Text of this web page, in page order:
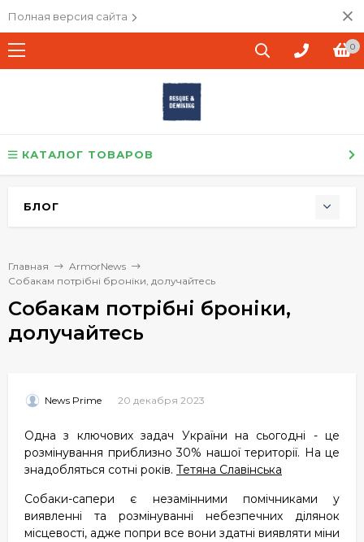
Полная версия сайта
0
КАТАЛОГ ТОВАРОВ
Главная
ArmorNews
Собакам потрібні броніки, долучайтесь
Собакам потрібні броніки,
долучайтесь
News Prime 20 декабря 2023
Одна з ключових задач України на сьогодні - це
розмінування приблизно 30% нашої території. На це
знадобляться сотні років. Тетяна Славінська
Собаки-сапери є незамінними помічниками у
виявленні та розмінуванні небезпечних ділянок
місцевості, адже попри все вони здатні виявляти міни
БЛОГ